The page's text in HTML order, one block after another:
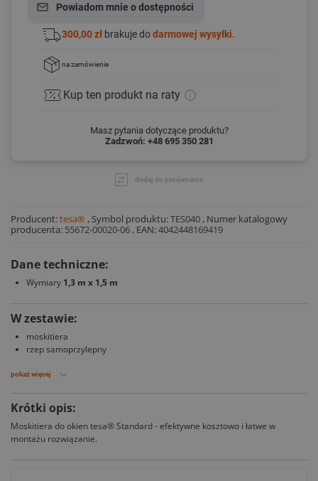
Powiadom mnie o dostępności
300,00 zł brakuje dodarmowej wysyłki.
na zamówienie
Kup ten produkt na raty
Masz pytania dotyczące produktu?
Zadzwoń: +48 695 350 281
dodaj do porównania
Producent:tesa® , Symbol produktu:TES040 , Numer katalogowy
producenta: 55672-00020-06 , EAN:4042448169419
Dane techniczne:
Wymiary 1,3 m x 1,5 m
W zestawie:
moskitiera
rzep samoprzylepny
pokaż więcej
Krótki opis:
Moskitiera do okien tesa® Standard - efektywne kosztowo i łatwe w
montażu rozwiązanie.